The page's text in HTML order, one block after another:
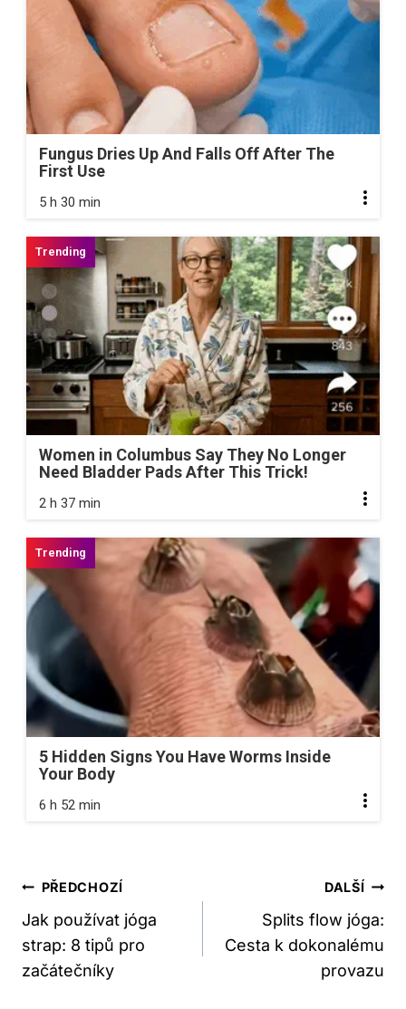
Fungus Dries Up And Falls Off After The
First Use
5 h 30 min
Women in Columbus Say They No Longer
Need Bladder Pads After This Trick!
2 h 37 min
5 Hidden Signs You Have Worms Inside
Your Body
6 h 52 min
Navigace
Pro
Příspěvek
PŘEDCHOZÍ
Jak používat jóga
strap: 8 tipů pro
začátečníky
DALŠÍ
Splits flow jóga:
Cesta k dokonalému
provazu